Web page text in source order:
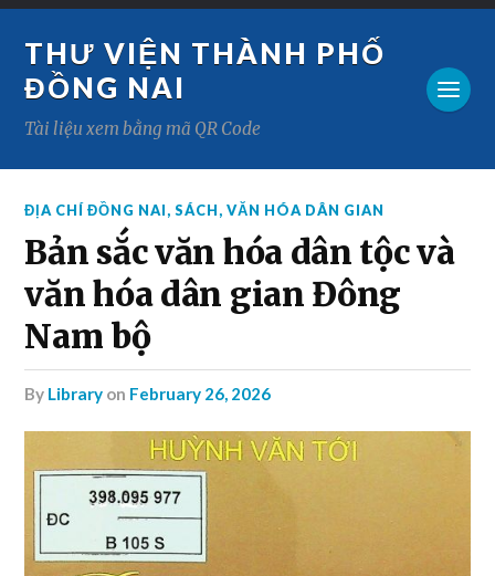
THƯ VIỆN THÀNH PHỐ
ĐỒNG NAI
Tài liệu xem bằng mã QR Code
ĐỊA CHÍ ĐỒNG NAI,SÁCH,VĂN HÓA DÂN GIAN
Bản sắc văn hóa dân tộc và
văn hóa dân gian Đông
Nam bộ
by Library on February 26, 2026